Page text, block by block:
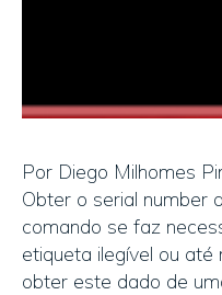
Por Diego Milhomes
Obter o serial number
comando se faz
etiqueta ilegível ou
obter este dado de